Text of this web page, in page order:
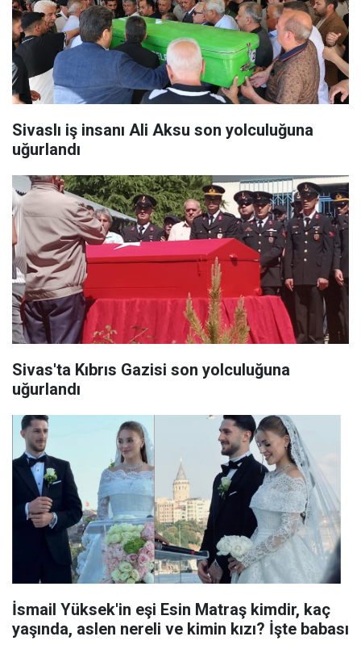
Sivaslı iş insanı Ali Aksu son yolculuğuna
uğurlandı
Sivas'ta Kıbrıs Gazisi son yolculuğuna
uğurlandı
İsmail Yüksek'in eşi Esin Matraş kimdir, kaç
yaşında, aslen nereli ve kimin kızı? İşte babası